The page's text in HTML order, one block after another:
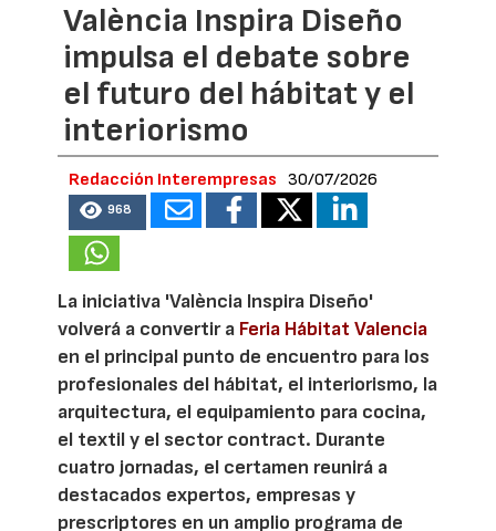
València Inspira Diseño
impulsa el debate sobre
el futuro del hábitat y el
interiorismo
Redacción Interempresas 30/07/2026
968
La iniciativa 'València Inspira Diseño'
volverá a convertir a Feria Hábitat Valencia
en el principal punto de encuentro para los
profesionales del hábitat, el interiorismo, la
arquitectura, el equipamiento para cocina,
el textil y el sector contract. Durante
cuatro jornadas, el certamen reunirá a
destacados expertos, empresas y
prescriptores en un amplio programa de